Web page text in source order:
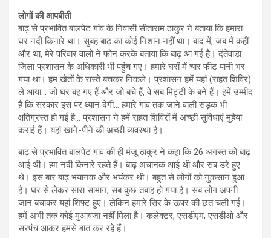
लोगों की आपबीती
बाढ़ से प्रभावित बालपेट गांव के निवासी सीताराम ठाकुर ने बताया कि हमारा
घर नदी किनारे था। सुबह बाढ़ का कोई निशान नहीं था। बाद में, जब मैं कहीं
और था, मेरे परिवार वालों ने फोन करके बताया कि बाढ़ आ गई है। दंतेवाड़ा
जिला प्रशासन के अधिकारी भी पहुंच गए। हमारे घरों में चार फीट पानी भर
गया था। हम खेतों के रास्ते बचकर निकले। प्रशासन हमें यहां (राहत शिविर)
ले आया… जो घर बह गए हैं और जो बचे हैं, वे सब मिट्टी के बने हैं। हमें उम्मीद
है कि सरकार इस पर ध्यान देगी… हमारे गांव तक जाने वाली सड़क भी
क्षतिग्रस्त हो गई है… प्रशासन ने हमें राहत शिविरों में अच्छी सुविधाएं मुहैया
कराई हैं। यहां खाने-पीने की अच्छी व्यवस्था है।
बाढ़ से प्रभावित बालपेट गांव की ही मंजू ठाकुर ने कहा कि 26 अगस्त को बाढ़
आई थी। हम नदी किनारे रहते हैं। बाढ़ अचानक आई थी और सब डरे हुए
थे। इस बार बाढ़ भयानक और भयंकर थी। बहुत से लोगों को नुकसान हुआ
है। घर से लेकर सारा सामान, सब कुछ तबाह हो गया है। सब लोग अपनी
जान बचाकर यहां शिफ्ट हुए। लेकिन हमारे सिर के ऊपर की छत चली गई।
हमें अभी तक कोई मुआवजा नहीं मिला है। कलेक्टर, एसडीएम, एसडीओ और
सरपंच आकर हमसे बात कर रहे हैं।